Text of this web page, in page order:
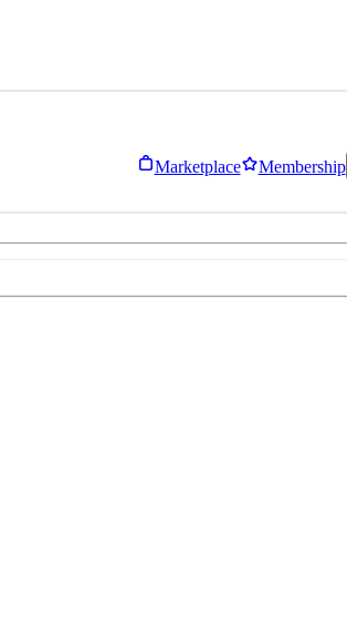
Marketplace Membership